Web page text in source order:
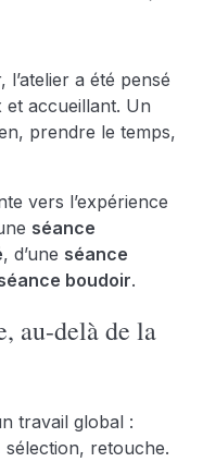
a été pensé
accueillant. Un
prendre le temps,
vers l’expérience
séance
, d’une séance
boudoir.
au-delà de la
travail global :
retouche.